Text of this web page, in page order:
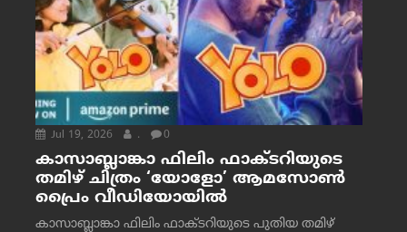
Jul 19, 2026 . 0
കാസാബ്ലാങ്കാ ഫിലിം ഫാക്ടറിയുടെ
തമിഴ് ചിത്രം ‘യോളോ’ ആമസോൺ
പ്രൈം വീഡിയോയിൽ
കാസാബ്ലാങ്കാ ഫിലിം ഫാക്ടറിയുടെ പുതിയ തമിഴ്